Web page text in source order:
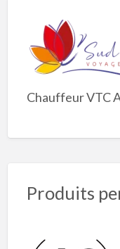
Chauffeur VTC
Produits